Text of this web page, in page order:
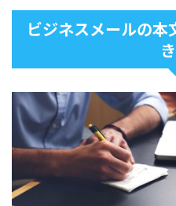
ビジネスメールの